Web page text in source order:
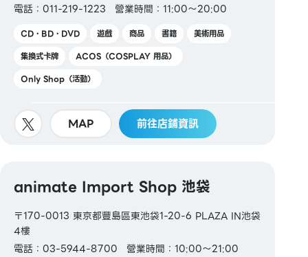
電話：011-219-1223
營業時間：11:00～20:00
CD・BD・DVD 遊戲 商品 書籍
美術用品
集換式卡牌
ACOS（COSPLAY 用品）
Only Shop（活動）
MAP 前往店鋪資訊
animate Import Shop 池袋
〒170-0013 東京都豐島區東池袋1-20-6 PLAZA IN池袋
4樓
電話：03-5944-8700
營業時間：10:00～21:00